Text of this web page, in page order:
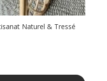
Naturel & Tressé